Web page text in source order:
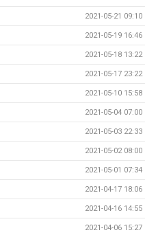
2021-05-21 09:10
2021-05-19 16:46
2021-05-18 13:22
2021-05-17 23:22
2021-05-10 15:58
2021-05-04 07:00
2021-05-03 22:33
2021-05-02 08:00
2021-05-01 07:34
2021-04-17 18:06
2021-04-16 14:55
2021-04-06 15:27